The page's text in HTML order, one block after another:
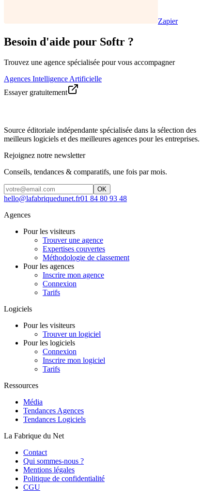
Zapier
Besoin d'aide pour Softr ?
Trouvez une agence spécialisée pour vous accompagner
Agences Intelligence Artificielle
Essayer gratuitement
Source éditoriale indépendante spécialisée dans la sélection des
meilleurs logiciels et des meilleures agences pour les entreprises.
Rejoignez notre newsletter
Conseils, tendances & comparatifs, une fois par mois.
OK
hello@lafabriquedunet.fr01 84 80 93 48
Agences
Pour les visiteurs
Trouver une agence
Expertises couvertes
Méthodologie de classement
Pour les agences
Inscrire mon agence
Connexion
Tarifs
Logiciels
Pour les visiteurs
Trouver un logiciel
Pour les logiciels
Connexion
Inscrire mon logiciel
Tarifs
Ressources
Média
Tendances Agences
Tendances Logiciels
La Fabrique du Net
Contact
Qui sommes-nous ?
Mentions légales
Politique de confidentialité
CGU